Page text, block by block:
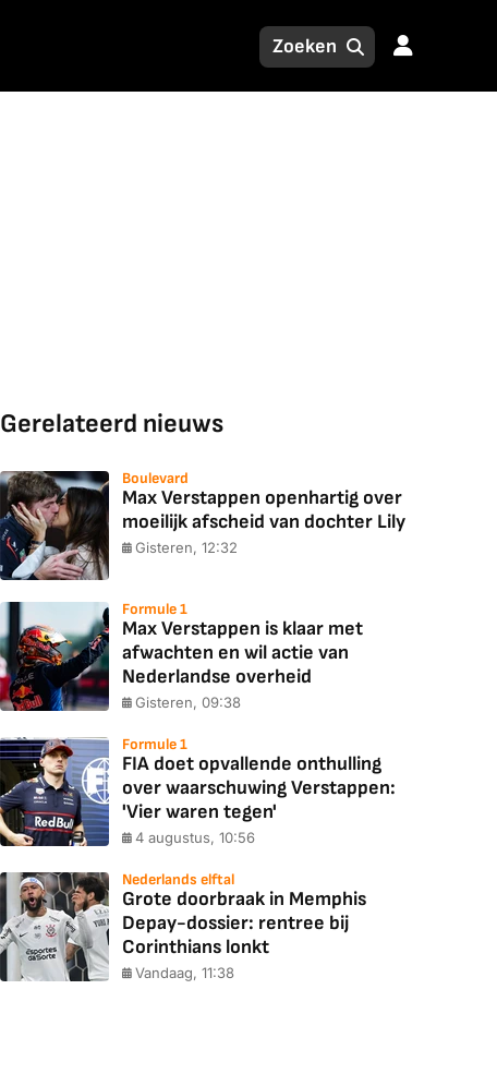
Gerelateerd nieuws
Boulevard
Max Verstappen openhartig over
moeilijk afscheid van dochter Lily
Gisteren, 12:32
Formule 1
Max Verstappen is klaar met
afwachten en wil actie van
Nederlandse overheid
Gisteren, 09:38
Formule 1
FIA doet opvallende onthulling
over waarschuwing Verstappen:
'Vier waren tegen'
4 augustus, 10:56
Nederlands elftal
Grote doorbraak in Memphis
Depay-dossier: rentree bij
Corinthians lonkt
Vandaag, 11:38